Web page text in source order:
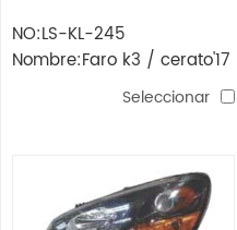
NO:LS-KL-245
Nombre:Faro k3 / cerato'17
Seleccionar